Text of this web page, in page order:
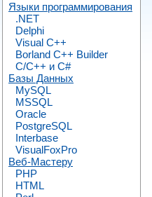
Языки программирования
.NET
Delphi
Visual C++
Borland C++ Builder
C/С++ и C#
Базы Данных
MySQL
MSSQL
Oracle
PostgreSQL
Interbase
VisualFoxPro
Веб-Мастеру
PHP
HTML